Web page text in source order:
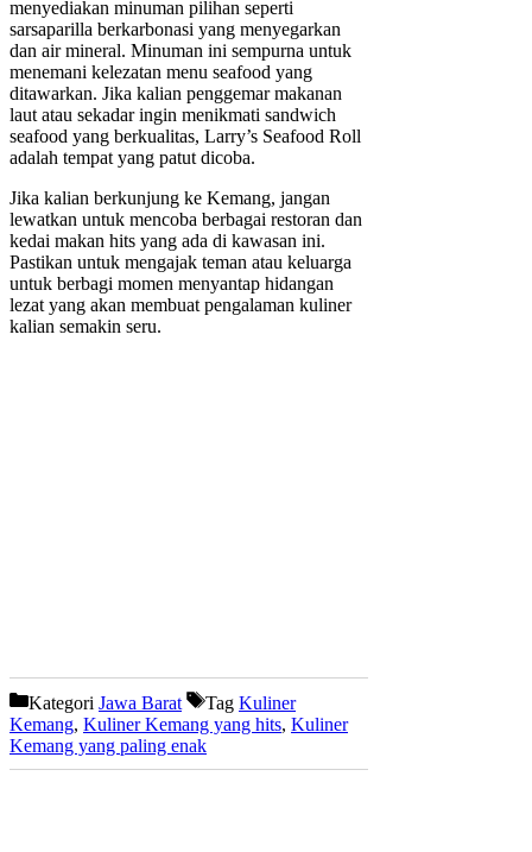
menyediakan minuman pilihan seperti
sarsaparilla berkarbonasi yang menyegarkan
dan air mineral. Minuman ini sempurna untuk
menemani kelezatan menu seafood yang
ditawarkan. Jika kalian penggemar makanan
laut atau sekadar ingin menikmati sandwich
seafood yang berkualitas, Larry’s Seafood Roll
adalah tempat yang patut dicoba.
Jika kalian berkunjung ke Kemang, jangan
lewatkan untuk mencoba berbagai restoran dan
kedai makan hits yang ada di kawasan ini.
Pastikan untuk mengajak teman atau keluarga
untuk berbagi momen menyantap hidangan
lezat yang akan membuat pengalaman kuliner
kalian semakin seru.
Kategori Jawa Barat Tag Kuliner
Kemang, Kuliner Kemang yang hits, Kuliner
Kemang yang paling enak